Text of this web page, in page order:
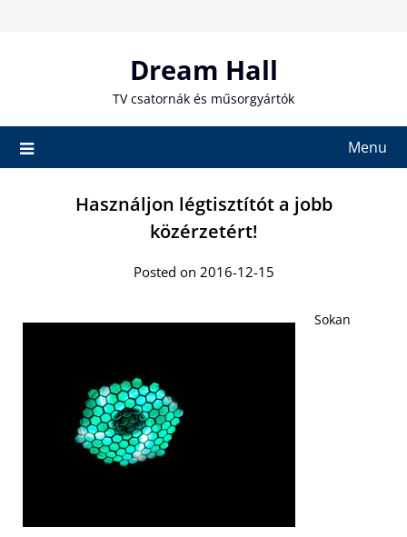
Dream Hall
TV csatornák és műsorgyártók
Menu
Használjon légtisztítót a jobb
közérzetért!
Posted on 2016-12-15
Sokan